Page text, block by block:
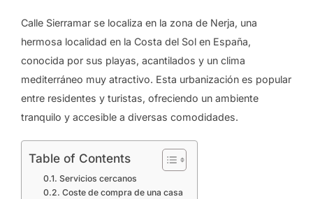
Calle Sierramar se localiza en la zona de Nerja, una
hermosa localidad en la Costa del Sol en España,
conocida por sus playas, acantilados y un clima
mediterráneo muy atractivo. Esta urbanización es popular
entre residentes y turistas, ofreciendo un ambiente
tranquilo y accesible a diversas comodidades.
Table of Contents
Servicios cercanos
Coste de compra de una casa